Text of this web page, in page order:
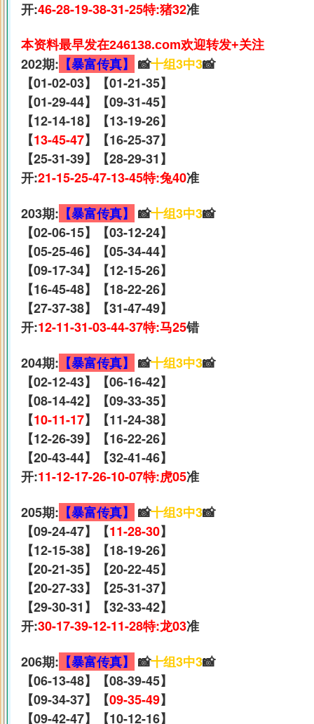
开:46-28-19-38-31-25特:猪32准
本资料最早发在246138.com欢迎转发+关注
202期: 【暴富传真】 📸十组3中3📸
【01-02-03】【01-21-35】
【01-29-44】【09-31-45】
【12-14-18】【13-19-26】
【13-45-47】【16-25-37】
【25-31-39】【28-29-31】
开:21-15-25-47-13-45特:兔40准
203期: 【暴富传真】 📸十组3中3📸
【02-06-15】【03-12-24】
【05-25-46】【05-34-44】
【09-17-34】【12-15-26】
【16-45-48】【18-22-26】
【27-37-38】【31-47-49】
开:12-11-31-03-44-37特:马25错
204期: 【暴富传真】 📸十组3中3📸
【02-12-43】【06-16-42】
【08-14-42】【09-33-35】
【10-11-17】【11-24-38】
【12-26-39】【16-22-26】
【20-43-44】【32-41-46】
开:11-12-17-26-10-07特:虎05准
205期: 【暴富传真】 📸十组3中3📸
【09-24-47】【11-28-30】
【12-15-38】【18-19-26】
【20-21-35】【20-22-45】
【20-27-33】【25-31-37】
【29-30-31】【32-33-42】
开:30-17-39-12-11-28特:龙03准
206期: 【暴富传真】 📸十组3中3📸
【06-13-48】【08-39-45】
【09-34-37】【09-35-49】
【09-42-47】【10-12-16】